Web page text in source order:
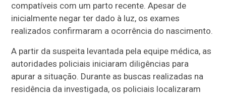
compatíveis com um parto recente. Apesar de
inicialmente negar ter dado à luz, os exames
realizados confirmaram a ocorrência do nascimento.
A partir da suspeita levantada pela equipe médica, as
autoridades policiais iniciaram diligências para
apurar a situação. Durante as buscas realizadas na
residência da investigada, os policiais localizaram